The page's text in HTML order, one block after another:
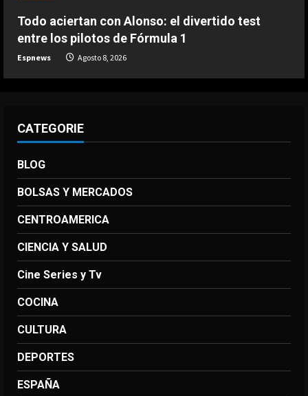
una discoteca
Agosto 7, 2026
Todo aciertan con Alonso: el divertido test
entre los pilotos de Fórmula 1
Espnews Agosto 8, 2026
CATEGORIE
BLOG
BOLSAS Y MERCADOS
CENTROAMERICA
CIENCIA Y SALUD
Cine Series y Tv
COCINA
CULTURA
DEPORTES
ESPAÑA